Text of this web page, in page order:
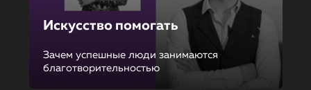
Искусство помогать
Зачем успешные люди занимаются
благотворительностью